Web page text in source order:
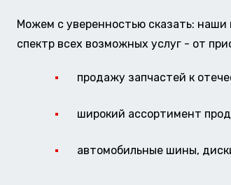
Можем с уверенностью сказать:
спектр всех возможных услуг - от
продажу запчастей к
широкий ассортимент
автомобильные шины,